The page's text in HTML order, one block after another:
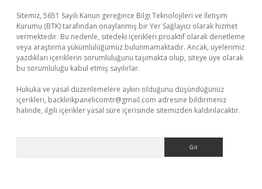
Sitemiz, 5651 Sayılı Kanun gereğince Bilgi Teknolojileri ve İletişim
Kurumu (BTK) tarafından onaylanmış bir Yer Sağlayıcı olarak hizmet
vermektedir. Bu nedenle, sitedeki içerikleri proaktif olarak denetleme
veya araştırma yükümlülüğümüz bulunmamaktadır. Ancak, üyelerimiz
yazdıkları içeriklerin sorumluluğunu taşımakta olup, siteye üye olarak
bu sorumluluğu kabul etmiş sayılırlar.
Hukuka ve yasal düzenlemelere aykırı olduğunu düşündüğünüz
içerikleri, backlinkpanelicomtr@gmail.com adresine bildirmeniz
halinde, ilgili içerikler yasal süre içerisinde sitemizden kaldırılacaktır.